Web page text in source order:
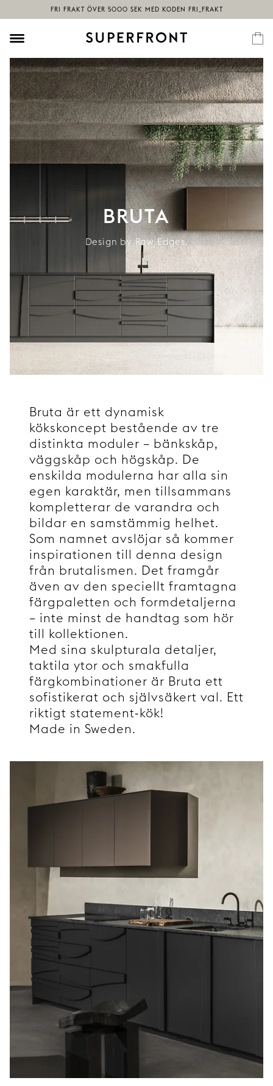
BRUTA
Design by Raw Edges.
Bruta är ett dynamisk
kökskoncept bestående av tre
distinkta moduler – bänkskåp,
väggskåp och högskåp. De
enskilda modulerna har alla sin
egen karaktär, men tillsammans
kompletterar de varandra och
bildar en samstämmig helhet.
Som namnet avslöjar så kommer
inspirationen till denna design
från brutalismen. Det framgår
även av den speciellt framtagna
färgpaletten och formdetaljerna
– inte minst de handtag som hör
till kollektionen.
Med sina skulpturala detaljer,
taktila ytor och smakfulla
färgkombinationer är Bruta ett
sofistikerat och självsäkert val. Ett
riktigt statement-kök!
Made in Sweden.